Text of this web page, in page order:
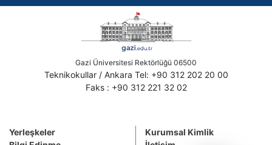
Gazi Üniversitesi Rektörlüğü 06500
Teknikokullar / Ankara Tel: +90 312 202 20 00
Faks : +90 312 221 32 02
Yerleşkeler
Kurumsal Kimlik